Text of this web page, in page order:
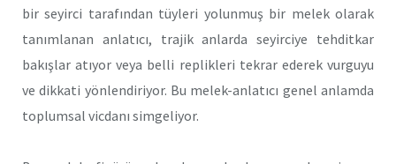
bir seyirci tarafından tüyleri yolunmuş bir melek olarak
tanımlanan anlatıcı, trajik anlarda seyirciye tehditkar
bakışlar atıyor veya belli replikleri tekrar ederek vurguyu
ve dikkati yönlendiriyor. Bu melek-anlatıcı genel anlamda
toplumsal vicdanı simgeliyor.